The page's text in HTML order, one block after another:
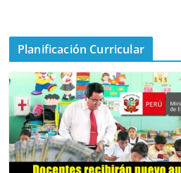
Planificación Curricular